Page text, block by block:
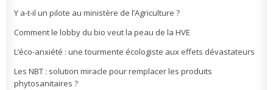
Y a-t-il un pilote au ministère de l’Agriculture ?
Comment le lobby du bio veut la peau de la HVE
L’éco-anxiété : une tourmente écologiste aux effets dévastateurs
Les NBT : solution miracle pour remplacer les produits
phytosanitaires ?